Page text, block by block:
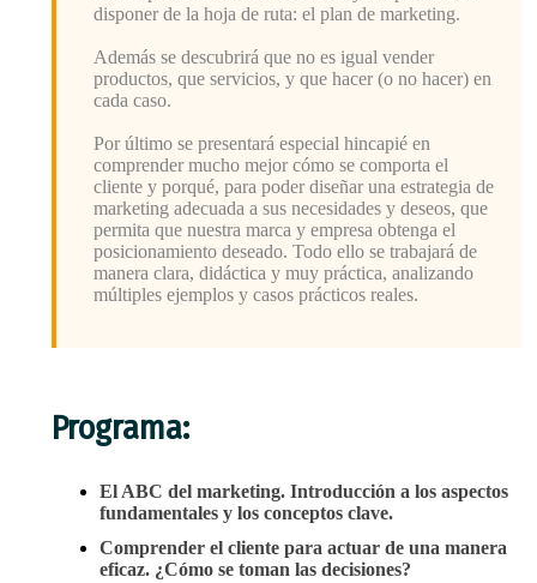
disponer de la hoja de ruta: el plan de marketing.
Además se descubrirá que no es igual vender
productos, que servicios, y que hacer (o no hacer) en
cada caso.
Por último se presentará especial hincapié en
comprender mucho mejor cómo se comporta el
cliente y porqué, para poder diseñar una estrategia de
marketing adecuada a sus necesidades y deseos, que
permita que nuestra marca y empresa obtenga el
posicionamiento deseado. Todo ello se trabajará de
manera clara, didáctica y muy práctica, analizando
múltiples ejemplos y casos prácticos reales.
Programa:
El ABC del marketing. Introducción a los aspectos
fundamentales y los conceptos clave.
Comprender el cliente para actuar de una manera
eficaz. ¿Cómo se toman las decisiones?